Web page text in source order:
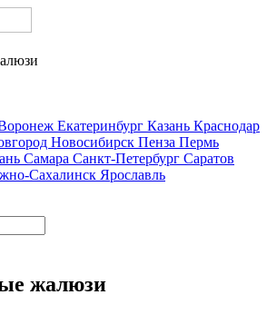
Екатеринбург Казань Краснодар
Новосибирск Пенза Пермь
Самара Санкт-Петербург Саратов
Сахалинск Ярославль
жалюзи